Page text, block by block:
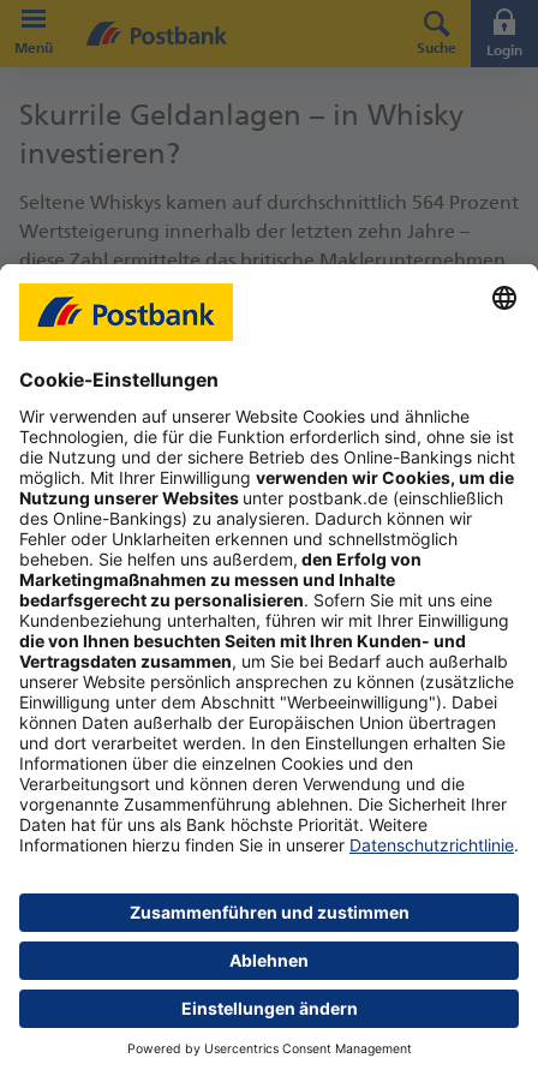
Direkt zur Hauptnavigation (Enter drücken)
Direkt zur Suche (Enter drücken)
Menü Suche Login
Skurrile Geldanlagen – in Whisky
investieren?
Sel­te­ne Whis­kys kamen auf durch­schnitt­lich 564 Pro­zent
Wert­stei­ge­rung in­ner­halb der letz­ten zehn Jahre –
diese Zahl er­mit­tel­te das bri­ti­sche Mak­ler­un­ter­neh­men
Knight Frank für sei­nen „Lu­xu­ry In­vest­ment Index
2020“. Damit lagen die Spi­ri­tu­o­sen weit vor an­de­ren
An­la­ge­gü­tern, wie be­gehr­ten Autos (+194%), Mün­zen
(+175%) und Kunst (+141%). Eine Out-​of-​the-​Box-​
Strategie kann sich beim Geld­an­le­gen loh­nen, so­fern
Sie ei­ni­ge Punk­te be­ach­ten – denn nicht jeder Whis­ky
wird zum teu­ren Samm­ler­stück.
Unser Tipp
Fondssparplan
Whisky – eine Geldanlage mit 40 Volumen­